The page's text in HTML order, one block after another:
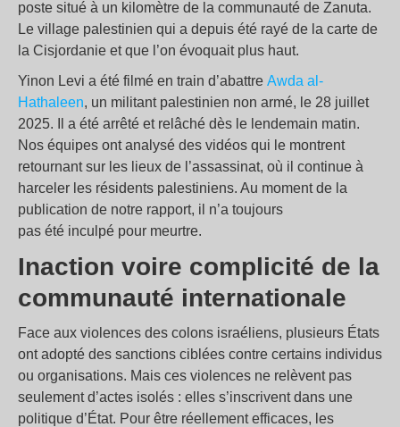
poste situé à un kilomètre de la communauté de Zanuta.
Le village palestinien qui a depuis été rayé de la carte de
la Cisjordanie et que l’on évoquait plus haut.
Yinon Levi a été filmé en train d’abattre Awda al-
Hathaleen, un militant palestinien non armé, le 28 juillet
2025. Il a été arrêté et relâché dès le lendemain matin.
Nos équipes ont analysé des vidéos qui le montrent
retournant sur les lieux de l’assassinat, où il continue à
harceler les résidents palestiniens. Au moment de la
publication de notre rapport, il n’a toujours
pas été inculpé pour meurtre.
Inaction voire complicité de la
communauté internationale
Face aux violences des colons israéliens, plusieurs États
ont adopté des sanctions ciblées contre certains individus
ou organisations. Mais ces violences ne relèvent pas
seulement d’actes isolés : elles s’inscrivent dans une
politique d’État. Pour être réellement efficaces, les